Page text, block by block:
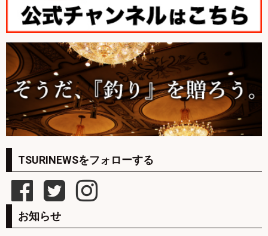
TSURINEWSをフォローする
お知らせ